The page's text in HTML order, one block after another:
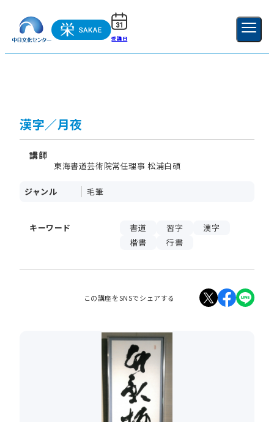
受講日 新規登録
漢字／月夜
講師
東海書道芸術院常任理事 松浦白碩
ジャンル 毛筆
キーワード 書道 習字
漢字
楷書
行書
この講座をSNSでシェアする